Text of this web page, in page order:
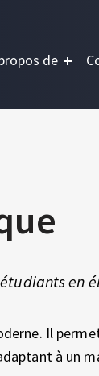
de
Il
à un